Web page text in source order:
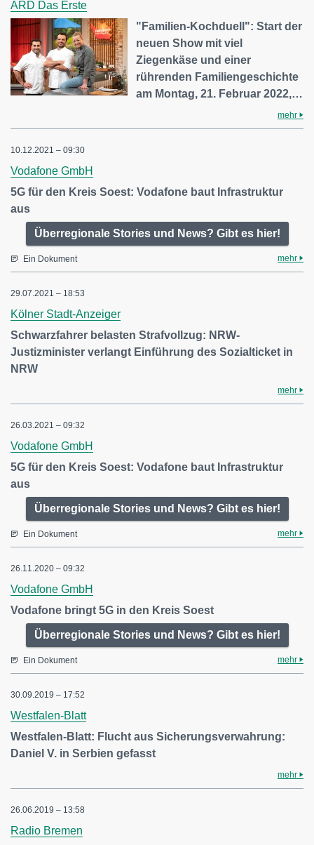
ARD Das Erste
"Familien-Kochduell": Start der
neuen Show mit viel
Ziegenkäse und einer
rührenden Familiengeschichte
am Montag, 21. Februar 2022,…
mehr
10.12.2021 – 09:30
Vodafone GmbH
5G für den Kreis Soest: Vodafone baut Infrastruktur
aus
Überregionale Stories und News? Gibt es hier!
Ein Dokument mehr
29.07.2021 – 18:53
Kölner Stadt-Anzeiger
Schwarzfahrer belasten Strafvollzug: NRW-
Justizminister verlangt Einführung des Sozialticket in
NRW
mehr
26.03.2021 – 09:32
Vodafone GmbH
5G für den Kreis Soest: Vodafone baut Infrastruktur
aus
Überregionale Stories und News? Gibt es hier!
Ein Dokument mehr
26.11.2020 – 09:32
Vodafone GmbH
Vodafone bringt 5G in den Kreis Soest
Überregionale Stories und News? Gibt es hier!
Ein Dokument mehr
30.09.2019 – 17:52
Westfalen-Blatt
Westfalen-Blatt: Flucht aus Sicherungsverwahrung:
Daniel V. in Serbien gefasst
mehr
26.06.2019 – 13:58
Radio Bremen